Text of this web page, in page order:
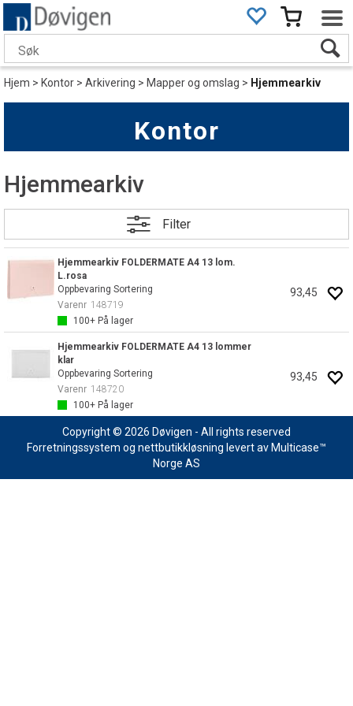
Hjem>Kontor>Arkivering>Mapper og omslag> Hjemmearkiv
Kontor
Hjemmearkiv
Filter
Hjemmearkiv FOLDERMATE A4 13 lom.
L.rosa
Oppbevaring Sortering
Varenr 148719
100+ På lager
93,45
Hjemmearkiv FOLDERMATE A4 13 lommer
klar
Oppbevaring Sortering
Varenr 148720
100+ På lager
93,45
Copyright © 2026 Døvigen - All rights reserved
Forretningssystem og nettbutikkløsning levert av Multicase™
Norge AS